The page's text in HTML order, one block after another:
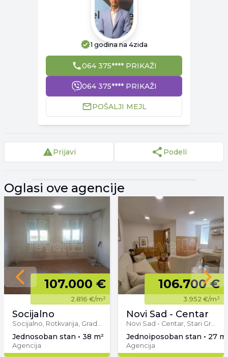
1 godinana 4zida
064 375**** PRIKAŽI
064 375**** PRIKAŽI
POŠALJI MEJL
Prijavi Podeli
Oglasi ove agencije
107.000 €
2.816 €/m²
Socijalno
Socijalno, Rotkvarija, Gradske lokacije, Novi Sad
jednosoban stan • 38 m²
Agencija
106.700 €
3.952 €/m²
Novi Sad - Centar
Novi Sad - Centar, Stari Grad, Gradske lokacije, Novi Sad
jednoiposoban stan • 27
Agencija
Previous slide Next